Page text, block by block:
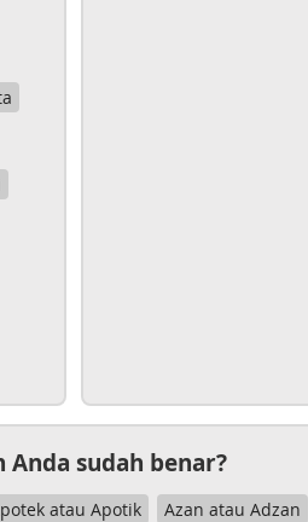
Anda sudah benar?
atau Apotik Azan atau Adzan